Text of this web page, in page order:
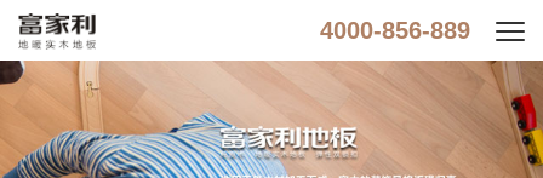
4000-856-889